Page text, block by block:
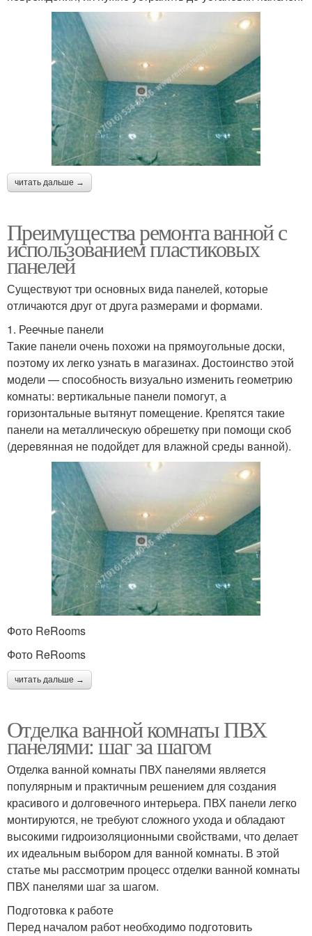
читать дальше →
Преимущества ремонта ванной с
использованием пластиковых
панелей
Существуют три основных вида панелей, которые
отличаются друг от друга размерами и формами.
1. Реечные панели
Такие панели очень похожи на прямоугольные доски,
поэтому их легко узнать в магазинах. Достоинство этой
модели — способность визуально изменить геометрию
комнаты: вертикальные панели помогут, а
горизонтальные вытянут помещение. Крепятся такие
панели на металлическую обрешетку при помощи скоб
(деревянная не подойдет для влажной среды ванной).
Фото ReRooms
Фото ReRooms
читать дальше →
Отделка ванной комнаты ПВХ
панелями: шаг за шагом
Отделка ванной комнаты ПВХ панелями является
популярным и практичным решением для создания
красивого и долговечного интерьера. ПВХ панели легко
монтируются, не требуют сложного ухода и обладают
высокими гидроизоляционными свойствами, что делает
их идеальным выбором для ванной комнаты. В этой
статье мы рассмотрим процесс отделки ванной комнаты
ПВХ панелями шаг за шагом.
Подготовка к работе
Перед началом работ необходимо подготовить